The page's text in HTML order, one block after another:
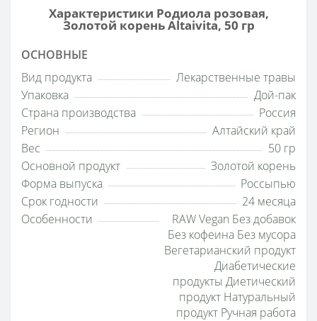
Характеристики Родиола розовая,
Золотой корень Altaivita, 50 гр
ОСНОВНЫЕ
Вид продукта
Лекарственные травы
Упаковка
Дой-пак
Страна производства
Россия
Регион
Алтайский край
Вес
50 гр
Основной продукт
Золотой корень
Форма выпуска
Россыпью
Срок годности
24 месяца
Особенности
RAW Vegan Без добавок
Без кофеина Без мусора
Вегетарианский продукт
Диабетические
продукты Диетический
продукт Натуральный
продукт Ручная работа